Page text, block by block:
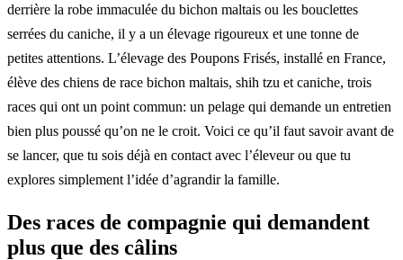
derrière la robe immaculée du bichon maltais ou les bouclettes
serrées du caniche, il y a un élevage rigoureux et une tonne de
petites attentions. L’élevage des Poupons Frisés, installé en France,
élève des chiens de race bichon maltais, shih tzu et caniche, trois
races qui ont un point commun: un pelage qui demande un entretien
bien plus poussé qu’on ne le croit. Voici ce qu’il faut savoir avant de
se lancer, que tu sois déjà en contact avec l’éleveur ou que tu
explores simplement l’idée d’agrandir la famille.
Des races de compagnie qui demandent
plus que des câlins